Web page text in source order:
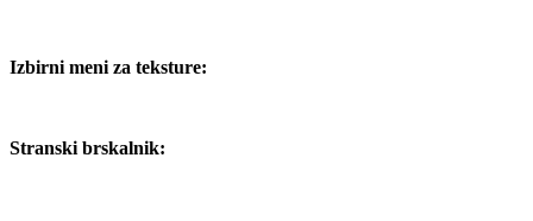
Izbirni meni za teksture:
Stranski brskalnik: